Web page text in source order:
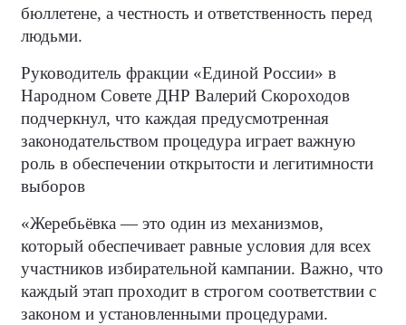
бюллетене, а честность и ответственность перед
людьми.
Руководитель фракции «Единой России» в
Народном Совете ДНР Валерий Скороходов
подчеркнул, что каждая предусмотренная
законодательством процедура играет важную
роль в обеспечении открытости и легитимности
выборов
«Жеребьёвка — это один из механизмов,
который обеспечивает равные условия для всех
участников избирательной кампании. Важно, что
каждый этап проходит в строгом соответствии с
законом и установленными процедурами.